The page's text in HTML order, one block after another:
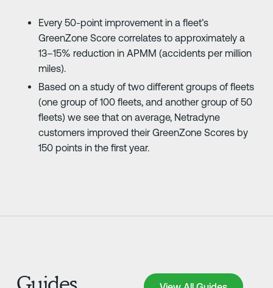
Every 50-point improvement in a fleet’s
GreenZone Score correlates to approximately a
13–15% reduction in APMM (accidents per million
miles).
Based on a study of two different groups of fleets
(one group of 100 fleets, and another group of 50
fleets) we see that on average, Netradyne
customers improved their GreenZone Scores by
150 points in the first year.
View All Guides